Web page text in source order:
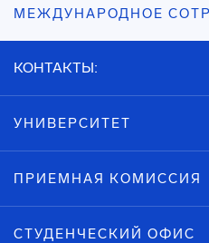
МЕЖДУНАРОДНОЕ
КОНТАКТЫ:
УНИВЕРСИТЕТ
ПРИЕМНАЯ КОМИССИЯ
СТУДЕНЧЕСКИЙ ОФИС